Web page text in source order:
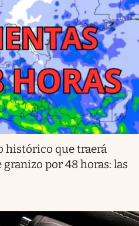
histórico que traerá
por 48 horas: las